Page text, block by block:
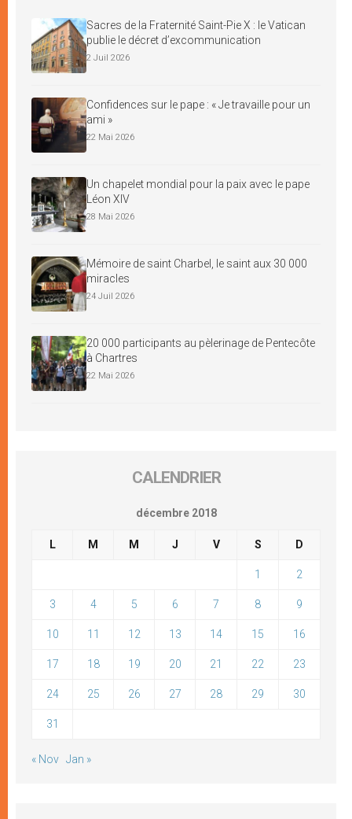
Sacres de la Fraternité Saint-Pie X : le Vatican
publie le décret d’excommunication
2 Juil 2026
Confidences sur le pape : « Je travaille pour un
ami »
22 Mai 2026
Un chapelet mondial pour la paix avec le pape
Léon XIV
28 Mai 2026
Mémoire de saint Charbel, le saint aux 30 000
miracles
24 Juil 2026
20 000 participants au pèlerinage de Pentecôte
à Chartres
22 Mai 2026
CALENDRIER
décembre 2018
L M M J V S D
1 2
3 4 5 6 7 8 9
10 11 12 13 14 15 16
17 18 19 20 21 22 23
24 25 26 27 28 29 30
31
« Nov Jan »